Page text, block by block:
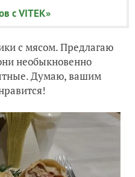
с VITEK»
с мясом. Предлагаю
необыкновенно
Думаю, вашим